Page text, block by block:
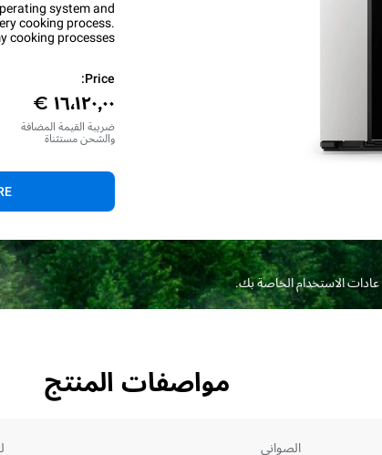
system and
cooking process.
cooking processes.
Price:
ضريبة القيمة المضافة
والشحن مستثناة
عادات الاستخدام الخاصة بك.
مواصفات المنتج
الصواني